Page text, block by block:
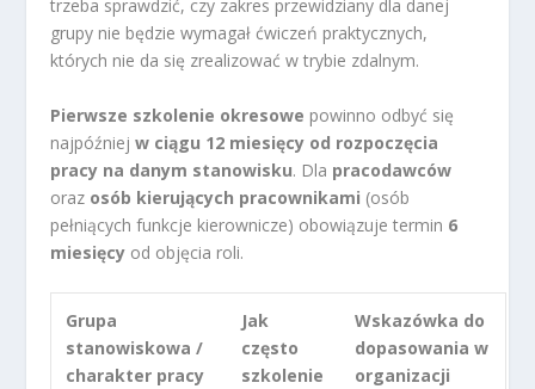
trzeba sprawdzić, czy zakres przewidziany dla danej
grupy nie będzie wymagał ćwiczeń praktycznych,
których nie da się zrealizować w trybie zdalnym.
Pierwsze szkolenie okresowe powinno odbyć się
najpóźniejw ciągu 12 miesięcy od rozpoczęcia
pracy na danym stanowisku. Dla pracodawców
oraz osób kierujących pracownikami (osób
pełniących funkcje kierownicze) obowiązuje termin 6
miesięcy od objęcia roli.
Grupa
stanowiskowa /
charakter pracy
Jak
często
szkolenie
Wskazówka do
dopasowania w
organizacji